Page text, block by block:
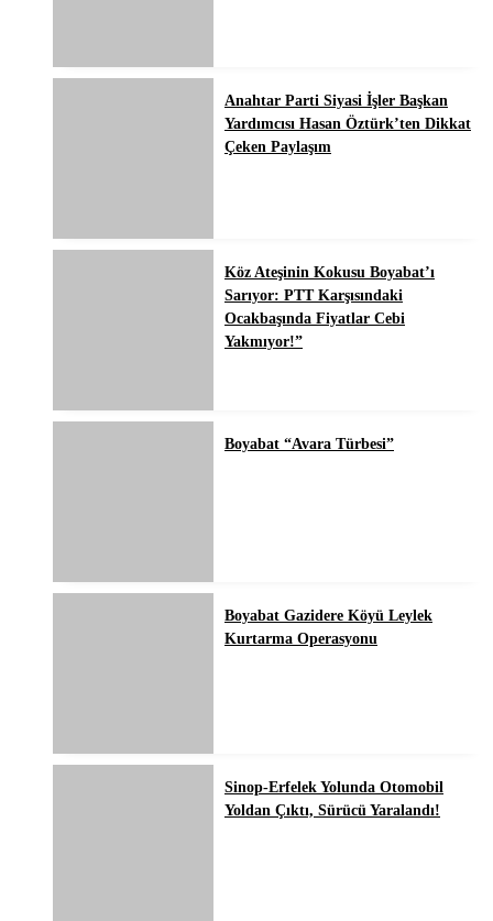
Anahtar Parti Siyasi İşler Başkan
Yardımcısı Hasan Öztürk’ten Dikkat
Çeken Paylaşım
Köz Ateşinin Kokusu Boyabat’ı
Sarıyor: PTT Karşısındaki
Ocakbaşında Fiyatlar Cebi
Yakmıyor!”
Boyabat “Avara Türbesi”
Boyabat Gazidere Köyü Leylek
Kurtarma Operasyonu
Sinop-Erfelek Yolunda Otomobil
Yoldan Çıktı, Sürücü Yaralandı!